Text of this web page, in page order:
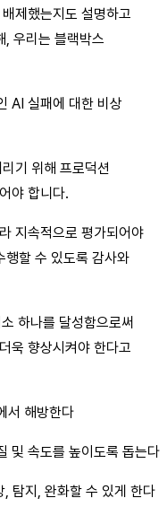
제했는지도 설명하고
, 우리는 블랙박스
AI 실패에 대한 비상
기 위해 프로덕션
야 합니다.
지속적으로 평가되어야
행할 수 있도록 감사와
하나를 달성함으로써
욱 향상시켜야 한다고
서 해방한다
및 속도를 높이도록 돕는다
탐지, 완화할 수 있게 한다